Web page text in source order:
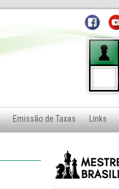
Emissão de Taxas Links